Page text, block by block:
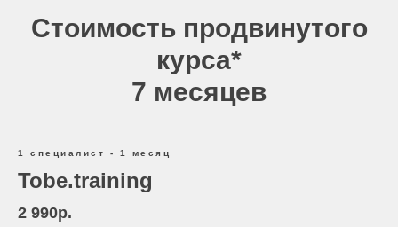
Стоимость продвинутого
курса*
7 месяцев
1 специалист - 1 месяц
Tobe.training
2 990р.